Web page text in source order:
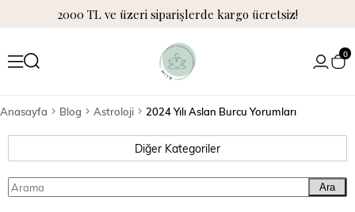
2000 TL ve üzeri siparişlerde kargo ücretsiz!
0
Anasayfa Blog Astroloji 2024 Yılı Aslan Burcu Yorumları
Diğer Kategoriler
Ara